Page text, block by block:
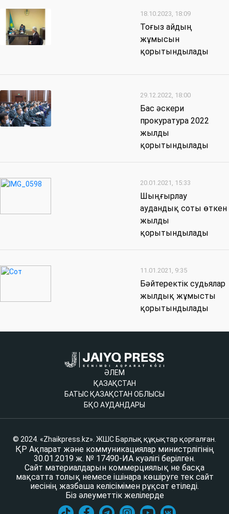
18.10.2023, 18:09
Тоғыз айдың
жұмысын
қорытындылады
29.12.2022, 18:00
Бас әскери
прокуратура 2022
жылды
қорытындылады
20.01.2021, 15:33
Шыңғырлау
аудандық соты өткен
жылды
қорытындылады
11.01.2021, 9:35
Бәйтеректік судьялар
жылдық жұмысты
қорытындылады
ӘЛЕМ
ҚАЗАҚСТАН
БАТЫС ҚАЗАҚСТАН ОБЛЫСЫ
БҚО АУДАНДАРЫ
© 2024. «Zhaikpress.kz». ЖШС Барлық құқықтар қорғалған.
ҚР Ақпарат және коммуникациялар министрлігінің
30.01.2019 ж. № 17490-ИА куәлігі берілген.
Сайт материалдарын коммерциялық не басқа
мақсатта толық немесе ішінара көшіруге тек сайт
иесінің жазбаша келісімімен рұқсат етіледі.
Біз әлеуметтік желілерде